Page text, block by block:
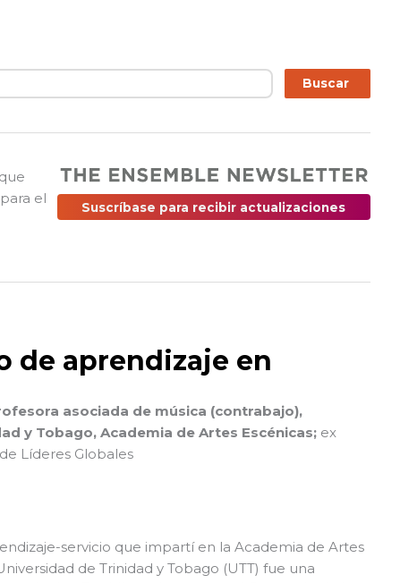
Buscar
el
Suscríbase para recibir actualizaciones
de aprendizaje en
asociada de música (contrabajo),
y Tobago, Academia de Artes Escénicas; ex
Líderes Globales
servicio que impartí en la Academia de Artes
de Trinidad y Tobago (UTT) fue una